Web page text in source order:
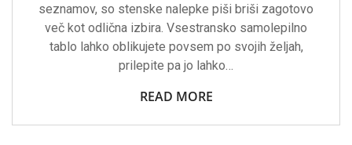
seznamov, so stenske nalepke piši briši zagotovo
več kot odlična izbira. Vsestransko samolepilno
tablo lahko oblikujete povsem po svojih željah,
prilepite pa jo lahko…
READ MORE